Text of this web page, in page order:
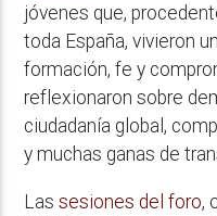
jóvenes que,
toda España, vivieron
formación, fe y
reflexionaron sobre
ciudadanía global,
y muchas ganas de
Lassesiones del foro,